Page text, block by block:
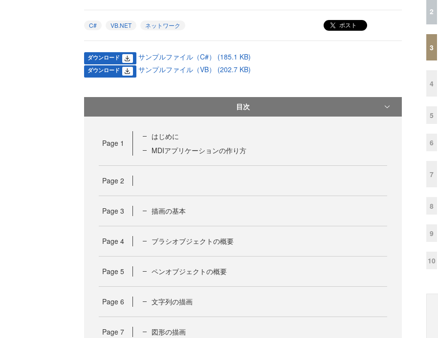
C# VB.NET ネットワーク ポスト
ダウンロード サンプルファイル（C#） (185.1 KB)
ダウンロード サンプルファイル（VB） (202.7 KB)
目次
Page 1
はじめに
MDIアプリケーションの作り方
Page 2
Page 3 描画の基本
Page 4 ブラシオブジェクトの概要
Page 5 ペンオブジェクトの概要
Page 6 文字列の描画
Page 7 図形の描画
2
3
4
5
6
7
8
9
10